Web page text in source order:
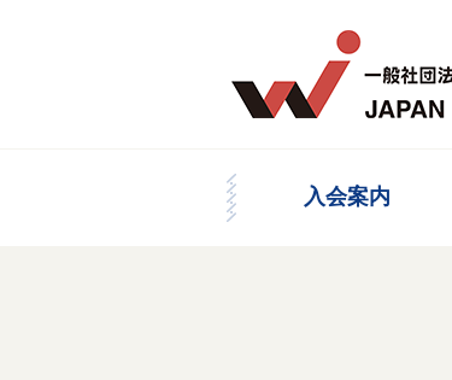
入会案内